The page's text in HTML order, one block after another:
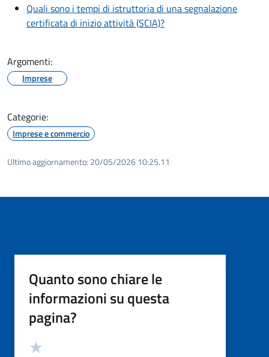
Quali sono i tempi di istruttoria di una segnalazione
certificata di inizio attività (SCIA)?
Argomenti:
Imprese
Categorie:
Imprese e commercio
Ultimo aggiornamento: 20/05/2026 10:25.11
Quanto sono chiare le
informazioni su questa
pagina?
Valutazione